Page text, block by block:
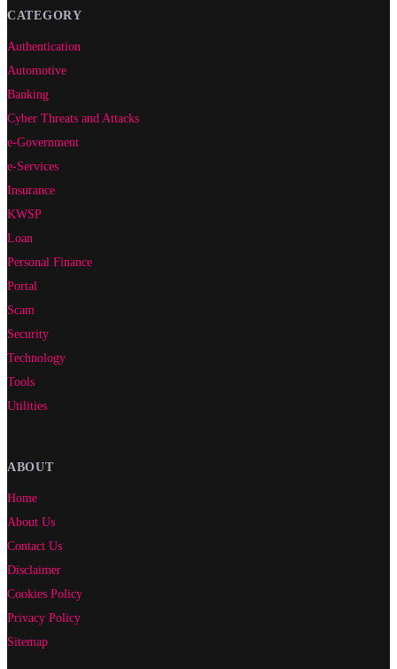
CATEGORY
Authentication
Automotive
Banking
Cyber Threats and Attacks
e-Government
e-Services
Insurance
KWSP
Loan
Personal Finance
Portal
Scam
Security
Technology
Tools
Utilities
ABOUT
Home
About Us
Contact Us
Disclaimer
Cookies Policy
Privacy Policy
Sitemap